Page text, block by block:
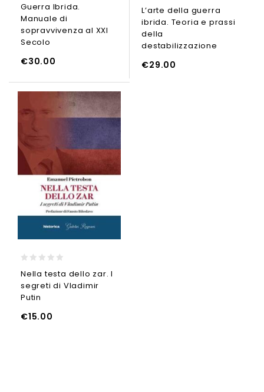
out
of
Guerra Ibrida.
Manuale di
sopravvivenza al XXI
Secolo
€30.00
out
of
5
L’arte della guerra
ibrida. Teoria e prassi
della
destabilizzazione
€29.00
LEGGI TUTTO
out
of
5
Nella testa dello zar. I
segreti di Vladimir
Putin
€15.00